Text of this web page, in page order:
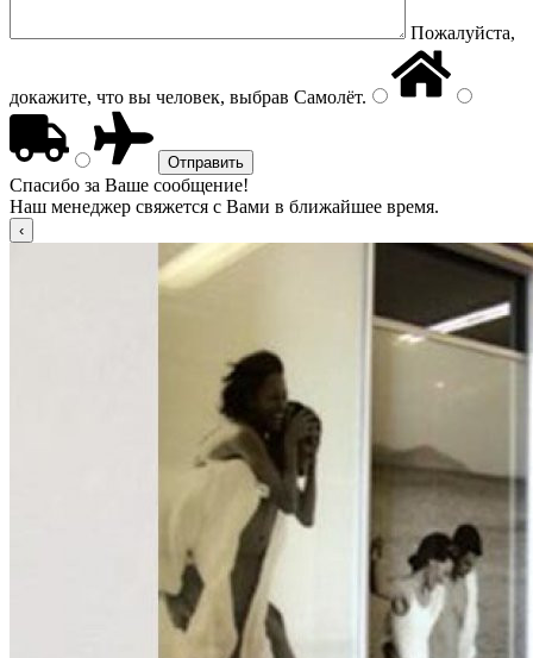
Пожалуйста,
докажите, что вы человек, выбрав Самолёт.
Спасибо за Ваше сообщение!
Наш менеджер свяжется с Вами в ближайшее время.